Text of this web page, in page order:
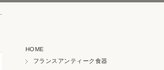
HOME
フランスアンティーク食器